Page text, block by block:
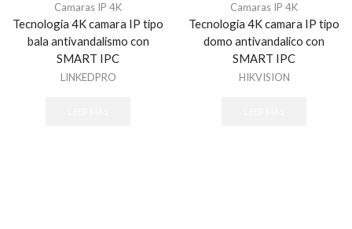
Camaras IP 4K
Tecnologia 4K camara IP tipo
bala antivandalismo con
SMART IPC
LINKEDPRO
Camaras IP 4K
Tecnologia 4K camara IP tipo
domo antivandalico con
SMART IPC
HIKVISION